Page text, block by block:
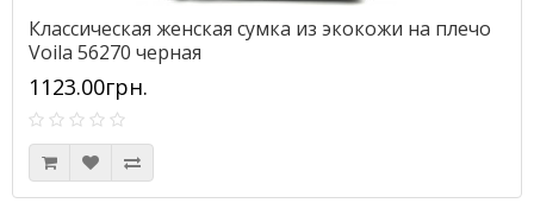
Классическая женская сумка из экокожи на плечо
Voila 56270 черная
1123.00грн.